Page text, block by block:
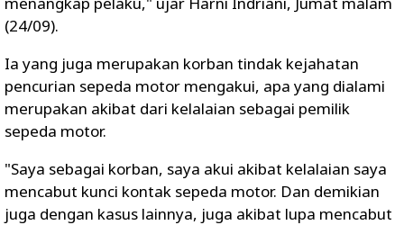
(24/09).
Ia yang juga merupakan korban tindak kejahatan
pencurian sepeda motor mengakui, apa yang dialami
merupakan akibat dari kelalaian sebagai pemilik
sepeda motor.
"Saya sebagai korban, saya akui akibat kelalaian saya
mencabut kunci kontak sepeda motor. Dan demikian
juga dengan kasus lainnya, juga akibat lupa mencabut